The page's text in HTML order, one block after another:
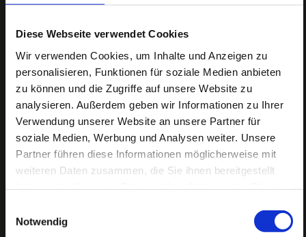
Diese Webseite verwendet Cookies
Wir verwenden Cookies, um Inhalte und Anzeigen zu
personalisieren, Funktionen für soziale Medien anbieten
zu können und die Zugriffe auf unsere Website zu
analysieren. Außerdem geben wir Informationen zu Ihrer
Verwendung unserer Website an unsere Partner für
soziale Medien, Werbung und Analysen weiter. Unsere
Partner führen diese Informationen möglicherweise mit
weiteren Daten zusammen, die Sie ihnen bereitgestellt
Notwendig